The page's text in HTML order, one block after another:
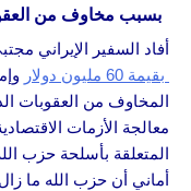
بسبب مخاوف من
أفاد السفير الإيراني
بقيمة 60 مليون دولار
المخاوف من العقوبات
معالجة الأزمات
المتعلقة بأسلحة حزب
أماني أن حزب الله ما